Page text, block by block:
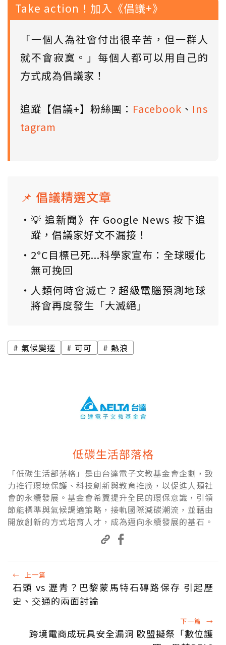
Take action！加入《倡議+》
「一個人為社會付出很辛苦，但一群人
就不會寂寞。」每個人都可以用自己的
方式成為倡議家！
追蹤【倡議+】粉絲團： Facebook 、 Ins
tagram
📌 倡議精選文章
💡 追新聞》在 Google News 按下追
蹤，倡議家好文不漏接！
2°C目標已死...科學家宣布：全球暖化
無可挽回
人類何時會滅亡？超級電腦預測地球
將會再度發生「大滅絕」
氣候變遷 可可 熱浪
低碳生活部落格
「低碳生活部落格」是由台達電子文教基金會企劃，致
力推行環境保護、科技創新與教育推廣，以促進人類社
會的永續發展。基金會希冀提升全民的環保意識，引領
節能標準與氣候調適策略，接軌國際減碳潮流，並藉由
開放創新的方式培育人才，成為邁向永續發展的基石。
← 上一篇
石頭 vs 瀝青？巴黎蒙馬特石磚路保存 引起歷
史、交通的兩面討論
下一篇 →
跨境電商成玩具安全漏洞 歐盟擬祭「數位護